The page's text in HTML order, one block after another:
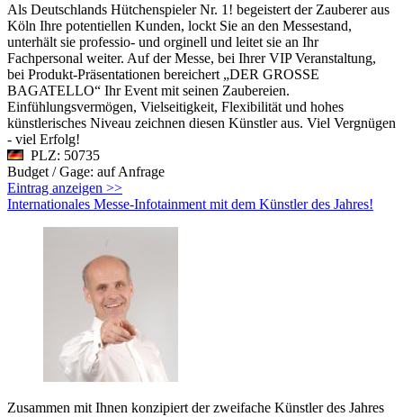
Als Deutschlands Hütchenspieler Nr. 1! begeistert der Zauberer aus
Köln Ihre potentiellen Kunden, lockt Sie an den Messestand,
unterhält sie professio- und orginell und leitet sie an Ihr
Fachpersonal weiter. Auf der Messe, bei Ihrer VIP Veranstaltung,
bei Produkt-Präsentationen bereichert „DER GROSSE
BAGATELLO“ Ihr Event mit seinen Zaubereien.
Einfühlungsvermögen, Vielseitigkeit, Flexibilität und hohes
künstlerisches Niveau zeichnen diesen Künstler aus. Viel Vergnügen
- viel Erfolg!
PLZ: 50735
Budget / Gage: auf Anfrage
Eintrag anzeigen >>
Internationales Messe-Infotainment mit dem Künstler des Jahres!
Zusammen mit Ihnen konzipiert der zweifache Künstler des Jahres